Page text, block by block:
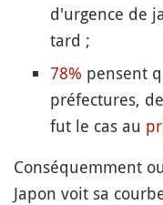
d'urgence de
tard ;
78% pensent
préfectures,
fut le cas au
Conséquemment
Japon voit sa